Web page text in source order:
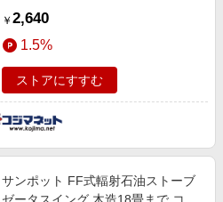
￥ 2,640
1.5%
ストアにすすむ
サンポット FF式輻射石油ストーブ